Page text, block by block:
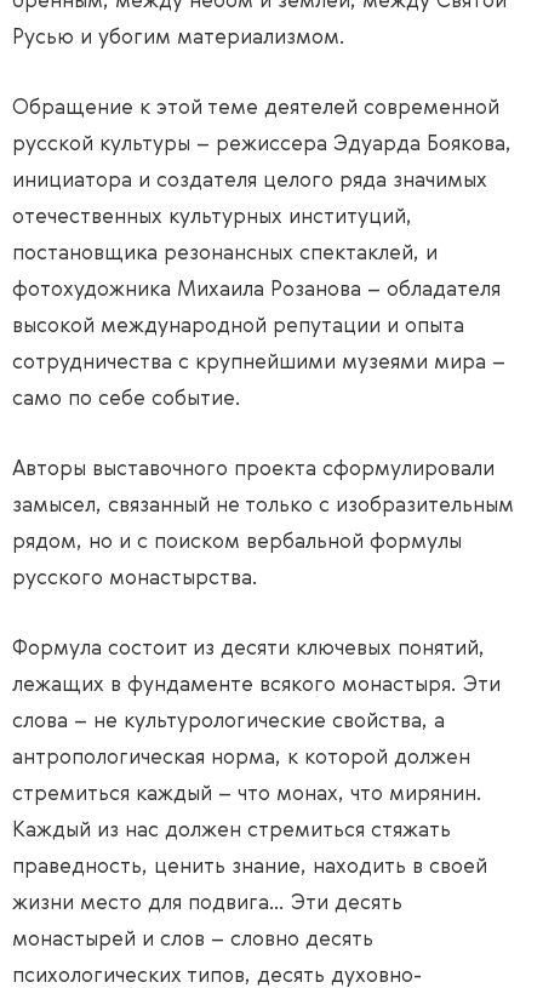
Русью и убогим материализмом.
Обращение к этой теме деятелей современной
русской культуры – режиссера Эдуарда Боякова,
инициатора и создателя целого ряда значимых
отечественных культурных институций,
постановщика резонансных спектаклей, и
фотохудожника Михаила Розанова – обладателя
высокой международной репутации и опыта
сотрудничества с крупнейшими музеями мира –
само по себе событие.
Авторы выставочного проекта сформулировали
замысел, связанный не только с изобразительным
рядом, но и с поиском вербальной формулы
русского монастырства.
Формула состоит из десяти ключевых понятий,
лежащих в фундаменте всякого монастыря. Эти
слова – не культурологические свойства, а
антропологическая норма, к которой должен
стремиться каждый – что монах, что мирянин.
Каждый из нас должен стремиться стяжать
праведность, ценить знание, находить в своей
жизни место для подвига… Эти десять
монастырей и слов – словно десять
психологических типов, десять духовно-